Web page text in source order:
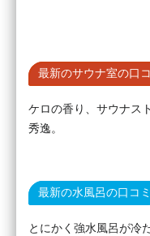
最新のサウナ室の口
ケロの香り、サウナス
秀逸。
最新の水風呂の口コミ
とにかく強水風呂が冷